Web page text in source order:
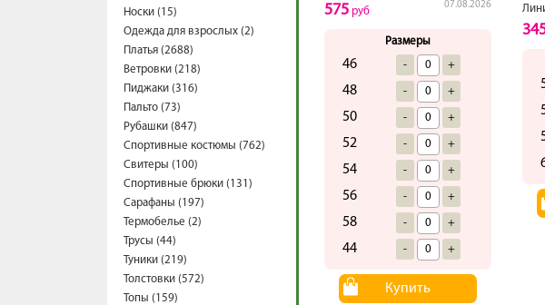
Носки (15)
Одежда для взрослых (2)
Платья (2688)
Ветровки (218)
Пиджаки (316)
Пальто (73)
Рубашки (847)
Спортивные костюмы (762)
Свитеры (100)
Спортивные брюки (131)
Сарафаны (197)
Термобелье (2)
Трусы (44)
Туники (219)
Толстовки (572)
Топы (159)
07.08.2026
575 руб
Размеры
46 - +
48 - +
50 - +
52 - +
54 - +
56 - +
58 - +
44 - +
Купить